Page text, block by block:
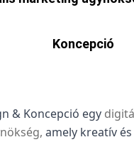
Koncepció
& Koncepció egy
amely kreatív